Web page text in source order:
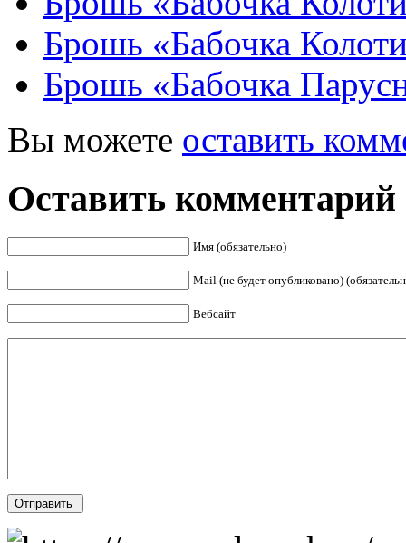
Брошь «Бабочка
Брошь «Бабочка
Вы можете оставить
Оставить комментарий
Имя (обязательно)
Mail (не будет опубликовано)
Вебсайт